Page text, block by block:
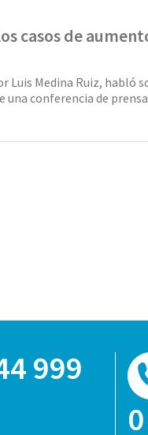
casos de
Luis Medina Ruiz, habló
conferencia de
999